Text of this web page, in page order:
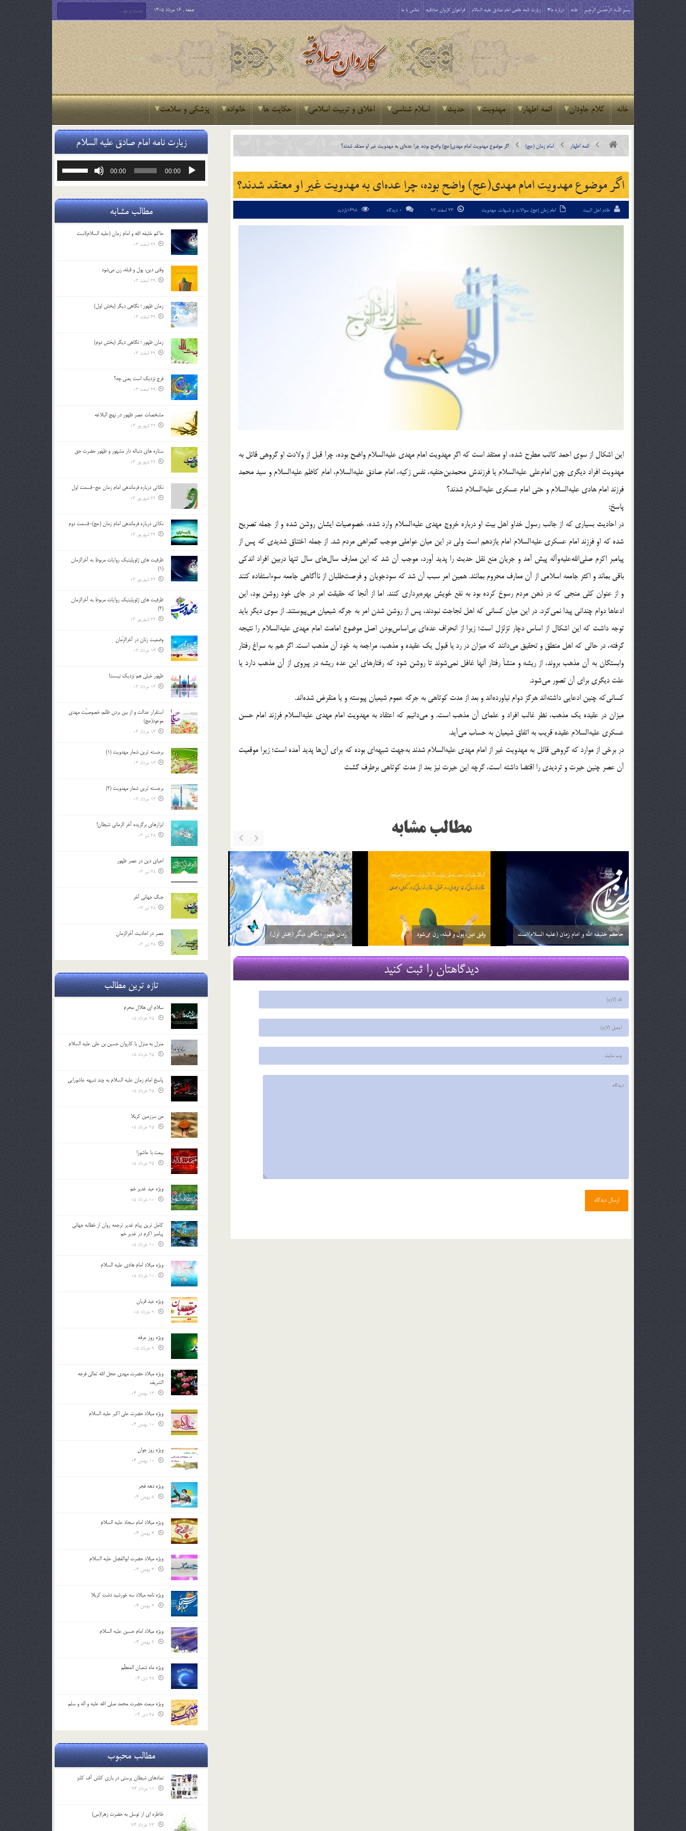
بِسْمِ اللَّـهِ الرَّحْمَـٰنِ الرَّحِيمِ خانه درباره ما زیارت نامه خاص امام صادق علیه السلام فراخوان کاروان صادقیه تماس با ما جمعه , 16 مرداد 1405
خانه کلام جاودان ائمه اطهار مهدویت حدیث اسلام شناسی اخلاق و تربیت اسلامی حکایت ها خانواده پزشکی و سلامت
ائمه اطهار امام زمان (عج) اگر موضوع مهدویت امام مهدی(عج) واضح بوده، چرا عده‌ای به مهدویت غیر او معتقد شدند؟
اگر موضوع مهدویت امام مهدی(عج) واضح بوده، چرا عده‌ای به مهدویت غیر او معتقد شدند؟
خادم اهل البیت امام زمان (عج),سوالات و شبهات, مهدویت 0 دیدگاه
این اشکال از سوی احمد کاتب مطرح شده، او معتقد است که اگر مهدویت امام مهدی علیه‌السلام واضح بوده، چرا قبل از ولادت او گروهی قائل به
مهدویت افراد دیگری چون امام‌علی علیه‌السلام یا فرزندش محمدبن‌حنفیه، نفس زکیه، امام‌ صادق علیه‌السلام، امام‌ کاظم علیه‌السلام و سید محمد
فرزند اما‌م‌ هادی علیه‌السلام و حتی امام‌ عسکری علیه‌السلام شدند؟
پاسخ:
در احادیث بسیاری که از جانب رسول‌ خداو اهل‌ بیت او درباره خروج مهدی علیه‌السلام وارد شده، خصوصیات ایشان روشن شده و از جمله تصریح
شده که او فرزند امام‌ عسکری علیه‌السلام امام یازدهم است ولی در این میان عواملی موجب گمراهی مردم شد. از جمله اختناق شدیدی که پس از
پیامبر اکرم صلی‌الله‌علیه‌وآله پیش آمد و جریان منع نقل حدیث را پدید آورد، موجب آن شد که این معارف سال‌های سال تنها دربین افراد اندکی
باقی بماند و اکثر جامعه اسلامی از آن معارف محروم بمانند. همین امر سبب آن شد که سودجویان و فرصت‌طلبان از نا‌آگاهی جامعه سوءاستفاده کنند
و از عنوان کلی منجی که در ذهن مردم رسوخ کرده‌ بود به نفع خویش بهره‌برداری کنند. اما از آنجا که حقیقت امر در جای خود روشن بود، این
ادعاها دوام چندانی پیدا نمی‌کرد. در این میان کسانی که اهل لجاجت نبودند، پس از روشن شدن امر به جرگه شیعیان می‌پیوستند. از سوی دیگر باید
توجه داشت که این اشکال از اساس دچار تزلزل است؛ زیرا از انحراف عده‌ای بی‌اساس‌بودن اصل موضوع امامت امام مهدی علیه‌السلام را نتیجه
گرفته، در حالی که اهل منطق و تحقیق می‌دانند که میزان در رد یا قبول یک عقیده و مذهب، مراجعه به خود آن مذهب است. اگر هم به سراغ رفتار
وابستگان به آن مذهب بروند، از ریشه و منشأ رفتار آنها غافل نمی‌شوند تا روشن شود که رفتارهای این عده ریشه در پیروی از آن مذهب دارد یا
علت دیگری برای آن تصور می‌شود.
کسانی‌که چنین ادعایی داشته‌اند هرگز دوام نیاورده‌اند و بعد از مدت کوتاهی به جرگه عموم شیعیان پیوسته و یا منقرض شده‌اند.
میزان در عقیده یک مذهب، نظر غالب افراد و علمای آن مذهب است. و می‌دانیم که اعتقاد به مهدویت امام مهدی علیه‌السلام فرزند امام‌ حسن
عسکری علیه‌السلام عقیده قریب به اتفاق شیعیان به حساب می‌آید.
در برخی از موارد که گروهی قائل به مهدویت غیر از امام مهدی علیه‌السلام شدند به‌جهت شبهه‌ای بوده که برای آن‌ها پدید آمده است؛ زیرا موقعیت
آن عصر چنین حیرت و تردیدی را اقتضا داشته است، گرچه این حیرت نیز بعد از مدت کوتاهی برطرف گشت
مطالب مشابه
زمان ظهور ؛ نگاهی دیگر (بخش دوم)
29 اسفند 03
فرج نزدیک است یعنی چه؟
29 اسفند 03
مشخصات عصر ظهور در نهج البلاغه
22 شهریور 03
دیدگاهتان را ثبت کنید
زیارت نامه امام صادق علیه السلام
پخش‌کننده
00:00
00:00
یا
صدا
کلیدهای
مطالب مشابه
حاکم خليفه الله و امام زمان (علیه السلام)است
29 اسفند 03
وقتی دین، پول و قبله، زن می‌شود
29 اسفند 03
زمان ظهور ؛ نگاهی دیگر (بخش اول)
29 اسفند 03
زمان ظهور ؛ نگاهی دیگر (بخش دوم)
29 اسفند 03
فرج نزدیک است یعنی چه؟
29 اسفند 03
مشخصات عصر ظهور در نهج البلاغه
22 شهریور 03
ستاره های دنباله دار مشهور و ظهور حضرت حق
22 شهریور 03
نکاتى درباره فرماندهى امام زمان عج-قسمت اول
22 شهریور 03
نکاتى درباره فرماندهى امام زمان (عج)-قسمت دوم
22 شهریور 03
ظرفیت های ژئوپلیتیک روایات مربوط به آخرالزمان
(1)
22 شهریور 03
ظرفیت های ژئوپلیتیک روایات مربوط به آخرالزمان
(2)
22 شهریور 03
وضعیت زنان در آخرالزّمان
13 مرداد 03
ظهور خیلی هم نزدیک نیست!
13 مرداد 03
استقرار عدالت و از بين بردن ظلم، خصوصيّت مهدي
موعود(عج)
13 مرداد 03
برجسته ترين شعار مهدويت (1)
13 مرداد 03
برجسته ترين شعار مهدويت (2)
13 مرداد 03
ابزارهاي برگزيده آخر الزماني شيطان!
28 تیر 03
احياي دين در عصر ظهور
28 تیر 03
جنگ جهاني آخر
28 تیر 03
مصر در احادیث آخرالزمان
28 تیر 03
تازه ترین مطالب
سلام ای هلال محرم
منزل به منزل با کاروان حسین بن علی علیه السلام
پاسخ امام زمان علیه السلام به چند شبهه عاشورایی
من سرزمین کربلا
بیعت با عاشورا
ویژه عید غدیر خم
کامل ترین پیام غدیر ترجمه روان از خطابه جهانی
پیامبر اکرم در غدیر خم
ویژه میلاد امام هادی علیه السلام
ویژه عید قربان
ویژه روز عرفه
ویژه میلاد حضرت مهدی عجل الله تعالی فرجه
الشريف
ویژه میلاد حضرت علی اکبر علیه السلام
ویژه روز جوان
ویژه دهه فجر
ویژه میلاد امام سجاد علیه السلام
ویژه میلاد حضرت ابوالفضل علیه السلام
ویژه نامه میلاد سه خورشید دشت کربلا
ویژه میلاد امام حسین علیه السلام
ویژه ماه شعبان المعظّم
ویژه مبعث حضرت محمد صلی الله علیه و اله و سلم
مطالب محبوب
نمادهای شیطان پرستی در بازی کلش آف کلنز
خاطره ای از توسل به حضرت زهرا(س)